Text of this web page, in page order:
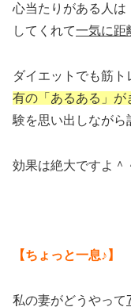
心当たりがある人は
してくれて一気に距
ダイエットでも筋
有の「あるある」が
験を思い出しながら
効果は絶大ですよ＾
【ちょっと一息♪】
私の妻がどうやって